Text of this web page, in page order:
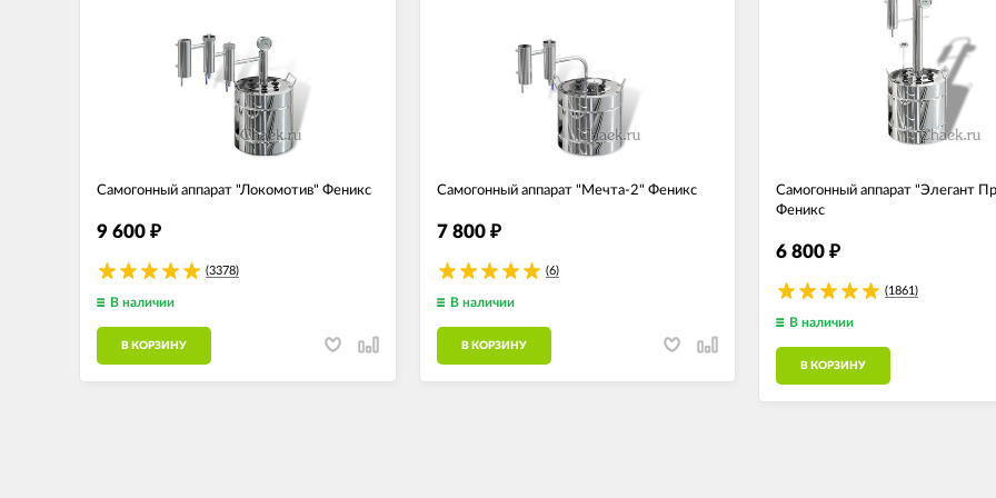
Самогонный аппарат "Локомотив" Феникс
9 600 ₽
(3378)
В наличии
В КОРЗИНУ
Самогонный аппарат "Мечта-2" Феникс
7 800 ₽
(6)
В наличии
В КОРЗИНУ
Самогонный аппарат "Элегант
Феникс
6 800 ₽
(1861)
В наличии
В КОРЗИНУ